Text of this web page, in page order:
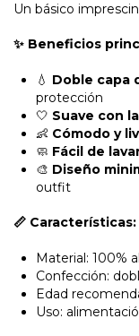
Un básico
✨ Beneficios
💧 Doble capa
protección
🤍 Suave con
👶 Cómodo y
🧼 Fácil de
🎨 Diseño
outfit
📏 Características:
Material: 100%
Confección:
Edad
Uso: